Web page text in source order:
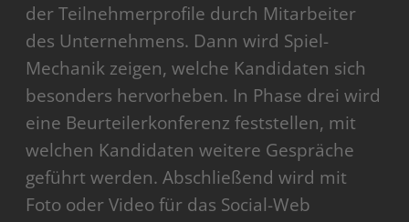
der Teilnehmerprofile durch Mitarbeiter
des Unternehmens. Dann wird Spiel-
Mechanik zeigen, welche Kandidaten sich
besonders hervorheben. In Phase drei wird
eine Beurteilerkonferenz feststellen, mit
welchen Kandidaten weitere Gespräche
geführt werden. Abschließend wird mit
Foto oder Video für das Social-Web